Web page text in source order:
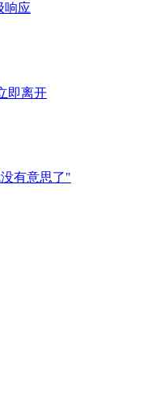
响应
即离开
有意思了"
本政坛第一